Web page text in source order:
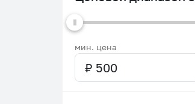
мин. цена